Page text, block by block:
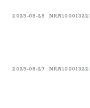
2025-08-28 NRA100013225
2025-08-27 NRA100013226